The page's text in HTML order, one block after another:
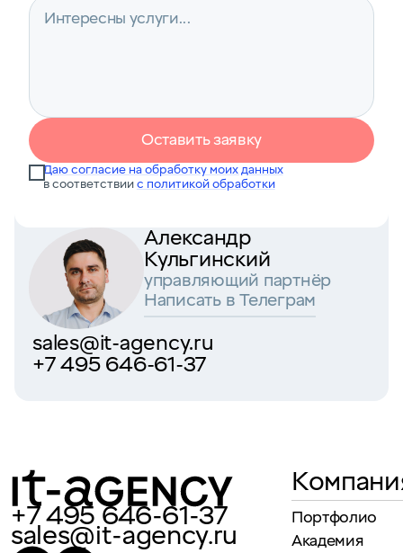
Оставить заявку
Даю согласие на обработку моих данных
в соответствиис политикой обработки
Александр
Кульгинский
управляющий партнёр
Написать в Телеграм
sales@it-agency.ru
+7 495 646-61-37
+7 495 646-61-37
sales@it-agency.ru
Портфолио
Академия